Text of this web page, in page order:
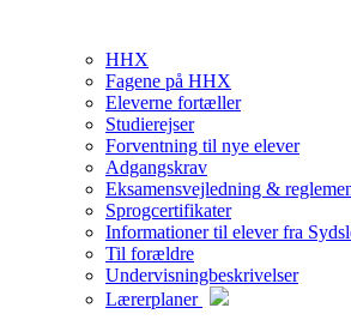
HHX
Fagene på HHX
Eleverne fortæller
Studierejser
Forventning til nye elever
Adgangskrav
Eksamensvejledning &
Sprogcertifikater
Informationer til elever fra
Til forældre
Undervisningbeskrivelser
Lærerplaner